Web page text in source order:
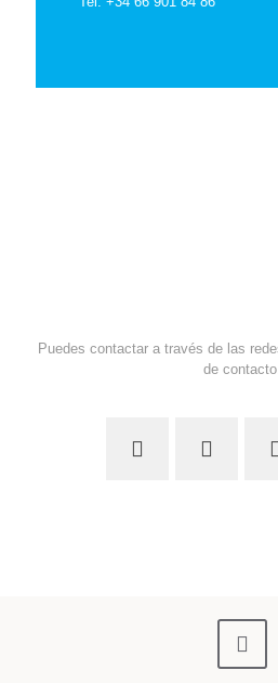
Puedes contactar a través de las
de